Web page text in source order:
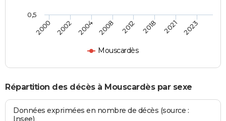
Mouscardès
2000 2002 2004 2008 2012 2018 2021 2023
0,5
Répartition des décès à Mouscardès par sexe
Données exprimées en nombre de décès (source :
Insee)